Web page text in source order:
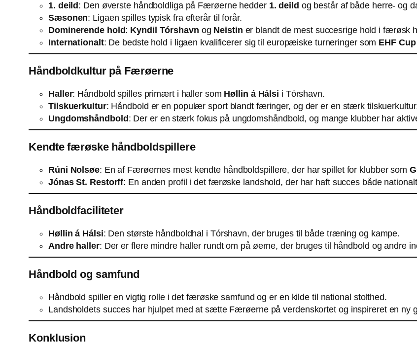
1. deild : Den øverste håndboldliga på Færøerne hedder 1. deild og består af både herre- og
Sæsonen: Ligaen spilles typisk fra efterår til forår.
Dominerende hold: Kyndil Tórshavn og Neistin er blandt de mest succesrige hold i færøsk
Internationalt: De bedste hold i ligaen kvalificerer sig til europæiske turneringer som EHF Cup
Håndboldkultur på Færøerne
Haller: Håndbold spilles primært i haller som Høllin á Hálsi i Tórshavn.
Tilskuerkultur: Håndbold er en populær sport blandt færinger, og der er en stærk
Ungdomshåndbold : Der er en stærk fokus på ungdomshåndbold, og mange klubber har
Kendte færøske håndboldspillere
Rúni Nolsøe: En af Færøernes mest kendte håndboldspillere, der har spillet for klubber som
Jónas St. Restorff: En anden profil i det færøske landshold, der har haft succes både
Håndboldfaciliteter
Høllin á Hálsi: Den største håndboldhal i Tórshavn, der bruges til både træning og kampe.
Andre haller: Der er flere mindre haller rundt om på øerne, der bruges til håndbold og andre
Håndbold og samfund
Håndbold spiller en vigtig rolle i det færøske samfund og er en kilde til national stolthed.
Landsholdets succes har hjulpet med at sætte Færøerne på verdenskortet og inspireret en ny
Konklusion